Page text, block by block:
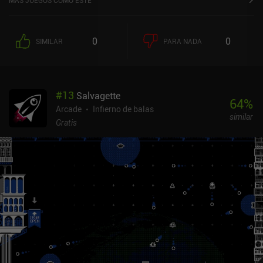
cambiar de estrategia. Por ejemplo, algunos bloques prenden
fuego a nuestros proyectiles cuando los golpean, lo que podemos
jugar a las mazmorras del tesoro, que contienen mucho más oro y
gemas. Y aquí es donde entran en juego los elementos RPG, ya que
el oro y las gemas se pueden gastar en comprar hechizos útiles,
estadísticas básicas para aumentar permanentemente nuestra
salud, el número de proyectiles y el daño de los proyectiles.Las
cortas sesiones de juego combinadas con el buen ritmo al que
desbloqueamos hechizos y mejoras hacen que la experiencia de
juego sea agradable, y el hecho de que adquirir cinco llaves nos
permita desbloquear una mazmorra del tesoro crea una
motivación constante para jugar unas cuantas rondas más. El
principal inconveniente es que al final se hace bastante
repetitivo.Brick Breaker Dungeon se monetiza a través de anuncios
que se muestran muy raramente, e iAPs completamente
SIMILAR 0 PARA NADA 0
#13 Salvagette
Arcade
Infierno de balas
Gratis
64%
similar